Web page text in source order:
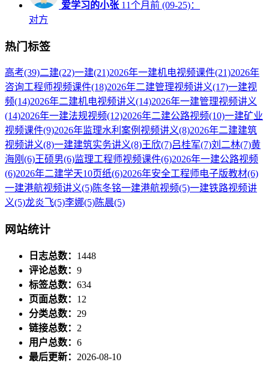
爱学习的小张 11个月前 (09-25)：
对方
热门标签
高考(39)二建(22)一建(21)2026年一建机电视频课件(21)2026年
咨询工程师视频课件(18)2026年二建管理视频讲义(17)一建视
频(14)2026年二建机电视频讲义(14)2026年一建管理视频讲义
(14)2026年一建法规视频(12)2026年二建公路视频(10)一建矿业
视频课件(9)2026年监理水利案例视频讲义(8)2026年二建建筑
视频讲义(8)一建建筑实务讲义(8)王欣(7)吕桂军(7)刘二林(7)黄
海刚 (6)王硕男(6)监理工程师视频课件(6)2026年一建公路视频
(6)2026年二建学天10页纸(6)2026年安全工程师电子版教材(6)
一建港航视频讲义(5)陈冬铭一建港航视频(5)一建铁路视频讲
义(5)龙炎飞(5)李娜(5)陈晨(5)
网站统计
日志总数： 1448
评论总数： 9
标签总数： 634
页面总数： 12
分类总数： 29
链接总数： 2
用户总数： 6
最后更新： 2026-08-10